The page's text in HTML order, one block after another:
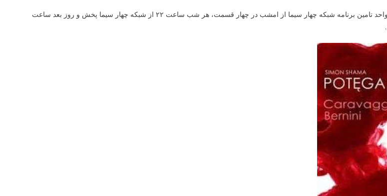
«قدرت هنر» به کوشش واحد تامین برنامه شبکه چهار سیما از امشب در چهار قسمت، هر شب ساعت ۲۲ از شبکه چهار سیما پخش و روز بعد ساعت